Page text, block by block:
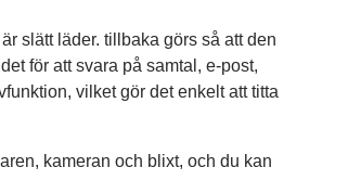
slätt läder.tillbakagörs så att den
för att svara på samtal, e-post,
vilket gör det enkelt att titta
kameran och blixt, och du kan